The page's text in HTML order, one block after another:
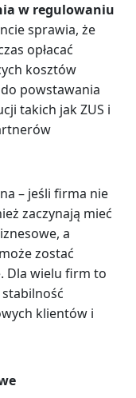
w regulowaniu
sprawia, że
opłacać
kosztów
powstawania
takich jak ZUS i
– jeśli firma nie
zaczynają mieć
a
zostać
Dla wielu firm to
klientów i